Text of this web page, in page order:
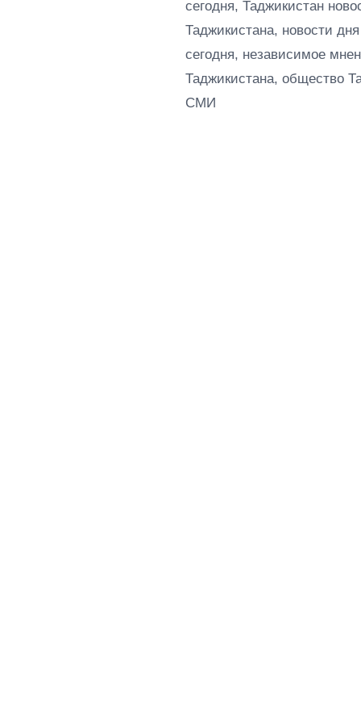
сегодня, Таджикистан
Таджикистана, новости
сегодня, независимое
Таджикистана, общество
СМИ